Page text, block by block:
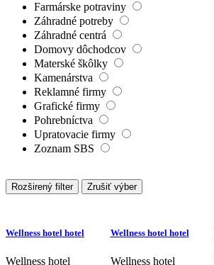
Farmárske potraviny
Záhradné potreby
Záhradné centrá
Domovy dôchodcov
Materské škôlky
Kamenárstva
Reklamné firmy
Grafické firmy
Pohrebníctva
Upratovacie firmy
Zoznam SBS
Rozširený filter Zrušiť výber
Wellness hotel hotel
Wellness hotel
Wellness hotel hotel
Wellness hotel